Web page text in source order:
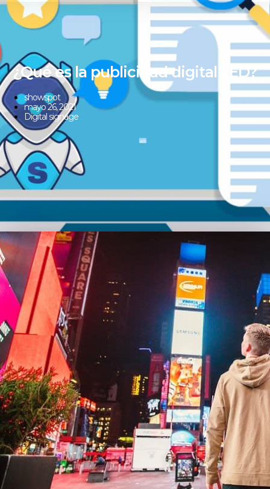
¿Qué es la publicidad digital LED?
showspot
mayo 26, 2021
Digital signage